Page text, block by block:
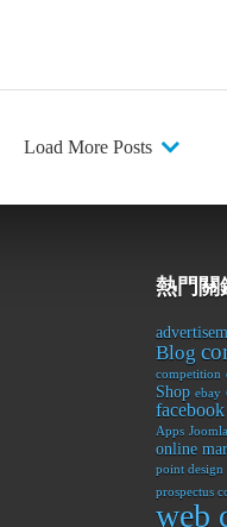
Load More Posts
熱門關
Blog
competition
Shop ebay
facebook
Apps Joomla
online
point design
prospectus
web